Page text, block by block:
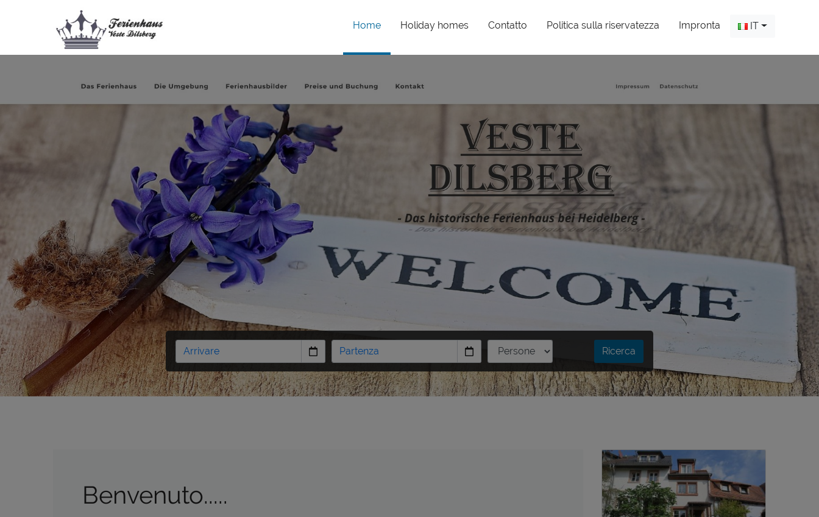
Home(current)Holiday homes Contatto Politica sulla riservatezza Impronta IT
Ricerca
Benvenuto.....